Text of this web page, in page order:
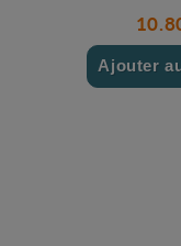
Ajouter